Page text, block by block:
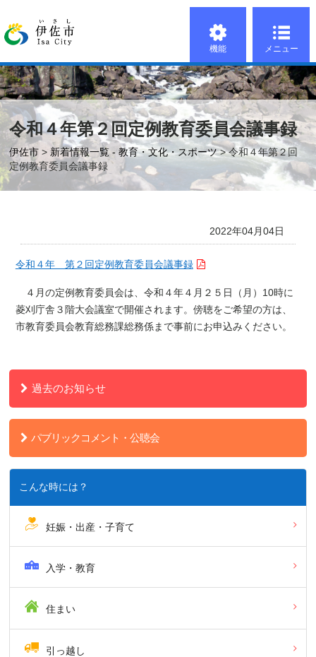
機能 メニュー
令和４年第２回定例教育委員会議事録
伊佐市 > 新着情報一覧 - 教育・文化・スポーツ> 令和４年第２回
定例教育委員会議事録
2022年04月04日
令和４年 第２回定例教育委員会議事録
４月の定例教育委員会は、令和４年４月２５日（月）10時に
菱刈庁舎３階大会議室で開催されます。傍聴をご希望の方は、
市教育委員会教育総務課総務係まで事前にお申込みください。
過去のお知らせ
パブリックコメント・公聴会
こんな時には？
妊娠・出産・子育て
入学・教育
住まい
引っ越し